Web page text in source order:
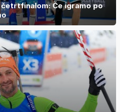
Če igramo po